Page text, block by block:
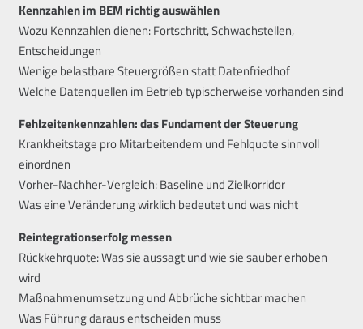
Kennzahlen im BEM richtig auswählen
Wozu Kennzahlen dienen: Fortschritt, Schwachstellen,
Entscheidungen
Wenige belastbare Steuergrößen statt Datenfriedhof
Welche Datenquellen im Betrieb typischerweise vorhanden sind
Fehlzeitenkennzahlen: das Fundament der Steuerung
Krankheitstage pro Mitarbeitendem und Fehlquote sinnvoll
einordnen
Vorher-Nachher-Vergleich: Baseline und Zielkorridor
Was eine Veränderung wirklich bedeutet und was nicht
Reintegrationserfolg messen
Rückkehrquote: Was sie aussagt und wie sie sauber erhoben
wird
Maßnahmenumsetzung und Abbrüche sichtbar machen
Was Führung daraus entscheiden muss